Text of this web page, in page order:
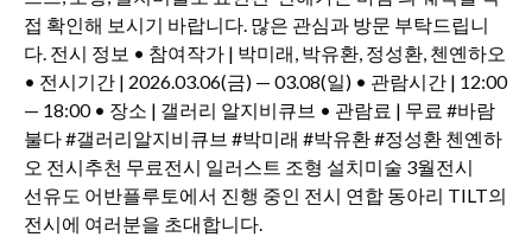
선유도 어반플루토에서 진행 중인 전시 연합 동아리 TILT의
전시에 여러분을 초대합니다.